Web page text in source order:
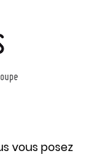
vous posez